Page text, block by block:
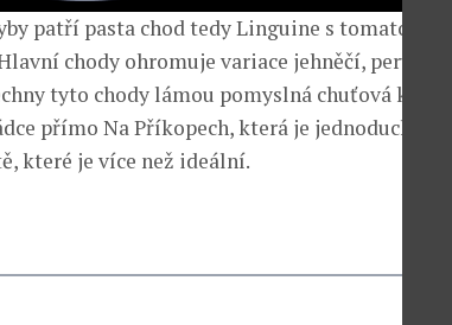
patří pasta chod tedy Linguine s tomatovou
chody ohromuje variace jehněčí,
tyto chody lámou pomyslná chuťová kolena.
přímo Na Příkopech, která je jednoduchá, ale
které je více než ideální.